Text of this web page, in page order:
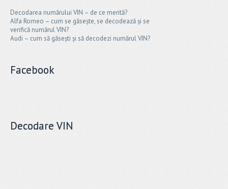
Decodarea numărului VIN – de ce merită?
Alfa Romeo – cum se găsește, se decodează și se
verifică numărul VIN?
Audi – cum să găsești și să decodezi numărul VIN?
Facebook
Decodare VIN